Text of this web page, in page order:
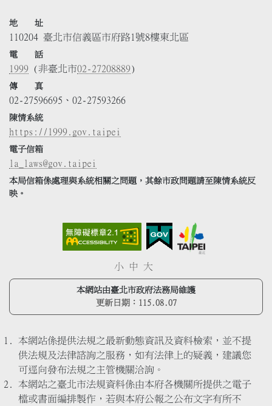
地 址
110204 臺北市信義區市府路1號8樓東北區
電 話
1999 (非臺北市02-27208889)
傳 真
02-27596695、02-27593266
陳情系統
https://1999.gov.taipei
電子信箱
la_laws@gov.taipei
本局信箱係處理與系統相關之問題，其餘市政問題請至陳情系統反
映。
小 中 大
本網站由臺北市政府法務局維護
更新日期： 115.08.07
本網站係提供法規之最新動態資訊及資料檢索，並不提
供法規及法律諮詢之服務，如有法律上的疑義，建議您
可逕向發布法規之主管機關洽詢。
本網站之臺北市法規資料係由本府各機關所提供之電子
檔或書面編排製作，若與本府公報之公布文字有所不